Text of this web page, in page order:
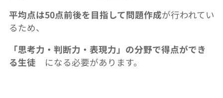
平均点は50点前後を目指して問題作成が行われてい
るため、
「思考力・判断力・表現力」の分野で得点ができ
る生徒 になる必要があります。